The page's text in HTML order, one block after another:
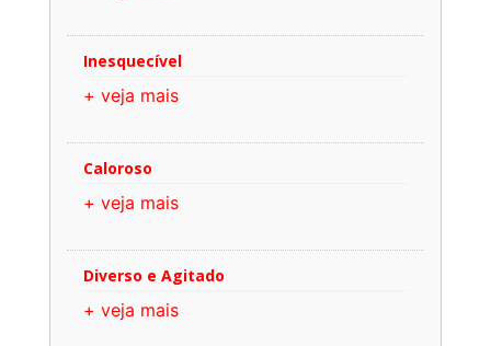
Inesquecível
+ veja mais
Caloroso
+ veja mais
Diverso e Agitado
+ veja mais